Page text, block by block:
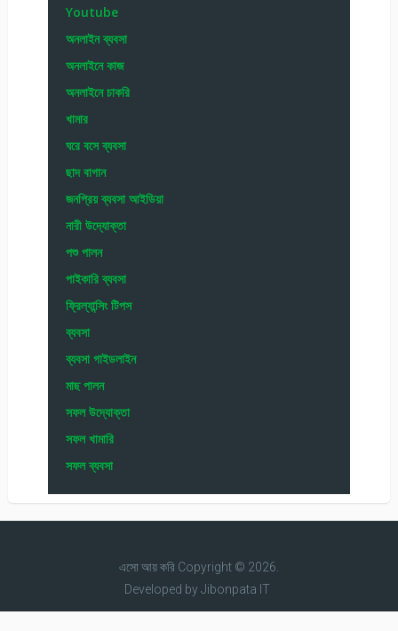
Youtube
অনলাইন ব্যবসা
অনলাইনে কাজ
অনলাইনে চাকরি
খামার
ঘরে বসে ব্যবসা
ছাদ বাগান
জনপ্রিয় ব্যবসা আইডিয়া
নারী উদ্যোক্তা
পশু পালন
পাইকারি ব্যবসা
ফ্রিল্যান্সিং টিপস
ব্যবসা
ব্যবসা গাইডলাইন
মাছ পালন
সফল উদ্যোক্তা
সফল খামারি
সফল ব্যবসা
এসো আয় করিCopyright © 2026.
Developed byJibonpata IT